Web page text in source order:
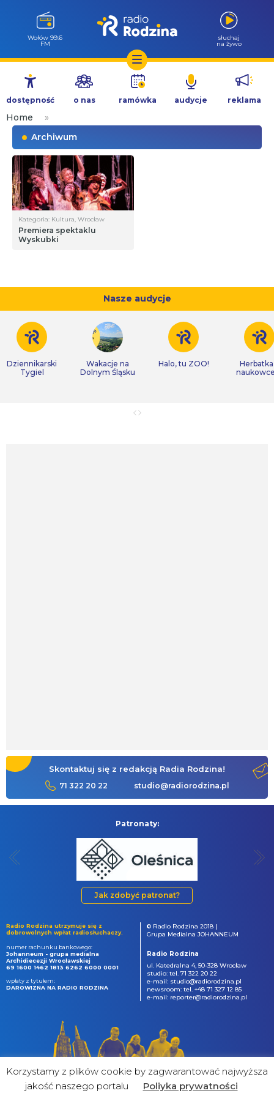
Przejdź
treści
Wołów 99.6
FM
słuchaj
na żywo
dostępność o nas ramówka audycje reklama
Home
»
Archiwum
Kategoria: Kultura, Wrocław
Premiera spektaklu
Wyskubki
Nasze audycje
Dziennikarski
Tygiel
Wakacje na
Dolnym Śląsku
Halo, tu ZOO!
Skontaktuj się z redakcją Radia Rodzina!
71 322 20 22 studio@radiorodzina.pl
Patronaty:
Jak zdobyć patronat?
Radio Rodzina utrzymuje się z
dobrowolnych wpłat radiosłuchaczy.
numer rachunku bankowego:
Johanneum - grupa medialna
Archidiecezji Wrocławskiej
69 1600 1462 1813 6262 6000 0001
wpłaty z tytułem:
DAROWIZNA NA RADIO RODZINA
© Radio Rodzina 2018 |
Grupa Medialna JOHANNEUM
Radio Rodzina
ul. Katedralna 4, 50-328 Wrocław
studio: tel. 71 322 20 22
e-mail: studio@radiorodzina.pl
newsroom: tel. +48 71 327 12 85
e-mail: reporter@radiorodzina.pl
Korzystamy z plików cookie by zagwarantować najwyższa
jakość naszego portalu
Poliyka prywatności